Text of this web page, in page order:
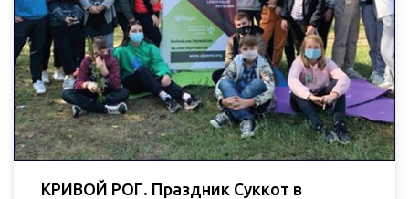
КРИВОЙ РОГ. Праздник Суккот в